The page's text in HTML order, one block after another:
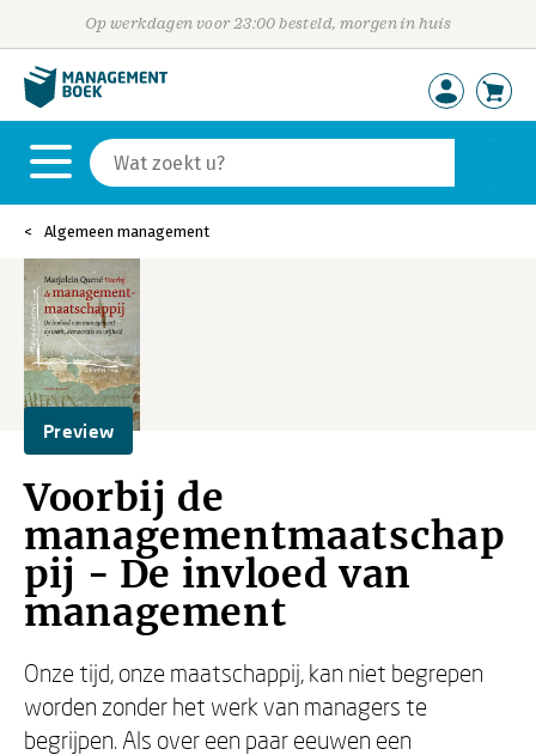
Op werkdagen voor 23:00 besteld, morgen in huis
Algemeen management
Preview
Voorbij de
managementmaatschap
pij - De invloed van
management
Onze tijd, onze maatschappij, kan niet begrepen
worden zonder het werk van managers te
begrijpen. Als over een paar eeuwen een